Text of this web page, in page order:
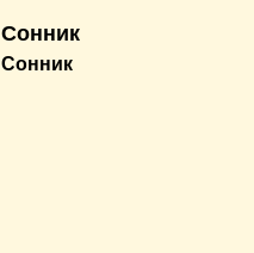
Сонник
Сонник